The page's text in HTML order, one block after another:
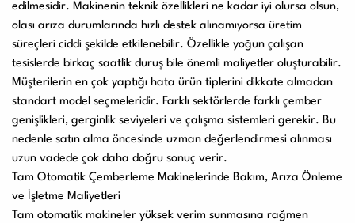
edilmesidir. Makinenin teknik özellikleri ne kadar iyi olursa olsun,
olası arıza durumlarında hızlı destek alınamıyorsa üretim
süreçleri ciddi şekilde etkilenebilir. Özellikle yoğun çalışan
tesislerde birkaç saatlik duruş bile önemli maliyetler oluşturabilir.
Müşterilerin en çok yaptığı hata ürün tiplerini dikkate almadan
standart model seçmeleridir. Farklı sektörlerde farklı çember
genişlikleri, gerginlik seviyeleri ve çalışma sistemleri gerekir. Bu
nedenle satın alma öncesinde uzman değerlendirmesi alınması
uzun vadede çok daha doğru sonuç verir.
Tam Otomatik Çemberleme Makinelerinde Bakım, Arıza Önleme
ve İşletme Maliyetleri
Tam otomatik makineler yüksek verim sunmasına rağmen